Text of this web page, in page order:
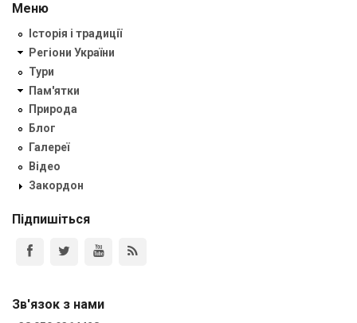
Меню
Історія і традиції
Регіони України
Тури
Пам'ятки
Природа
Блог
Галереї
Відео
Закордон
Підпишіться
Зв'язок з нами